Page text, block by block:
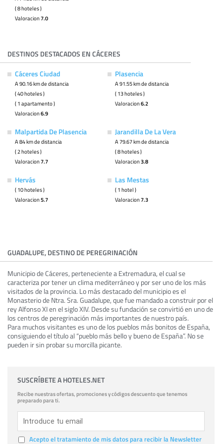
( 8 hoteles )
Valoracion7.0
DESTINOS DESTACADOS EN CÁCERES
Cáceres Ciudad
A 90.16 km de distancia
( 40 hoteles )
( 1 apartamento )
Valoracion6.9
Plasencia
A 91.55 km de distancia
( 13 hoteles )
Valoracion6.2
Malpartida De Plasencia
A 84 km de distancia
( 2 hoteles )
Valoracion7.7
Jarandilla De La Vera
A 79.67 km de distancia
( 8 hoteles )
Valoracion3.8
Hervás
( 10 hoteles )
Valoracion5.7
Las Mestas
( 1 hotel )
Valoracion7.3
GUADALUPE, DESTINO DE PEREGRINACIÓN
Municipio de Cáceres, perteneciente a Extremadura, el cual se
caracteriza por tener un clima mediterráneo y por ser uno de los más
visitados de la provincia. Lo más destacado del municipio es el
Monasterio de Ntra. Sra. Guadalupe, que fue mandado a construir por el
rey Alfonso XI en el siglo XIV. Desde su fundación se convirtió en uno de
los centros de peregrinación más importantes de nuestro país.
Para muchos visitantes es uno de los pueblos más bonitos de España,
consiguiendo el título al “pueblo más bello y bueno de España”. No se
pueden ir sin probar su morcilla picante.
SUSCRÍBETE A HOTELES.NET
Recibe nuestras ofertas, promociones y códigos descuento que tenemos
preparado para ti.
Acepto el tratamiento de mis datos para recibir la Newsletter